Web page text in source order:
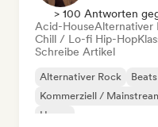
> 100 Antworten
Acid-HouseAlternativer
Chill / Lo-fi Hip-Hop
Schreibe Artikel
Alternativer Rock
Kommerziell /
House